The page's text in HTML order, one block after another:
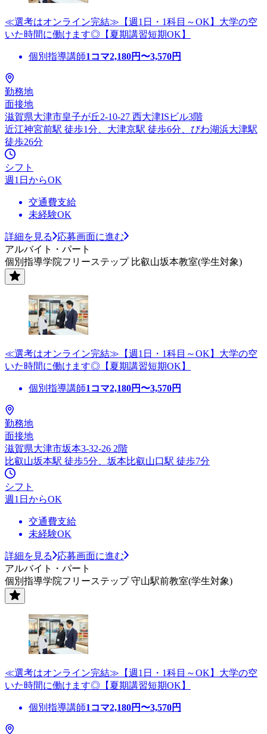
≪選考はオンライン完結≫【週1日・1科目～OK】大学の空
いた時間に働けます◎【夏期講習短期OK】
個別指導講師1コマ2,180円〜3,570円
勤務地
面接地
滋賀県大津市皇子が丘2-10-27 西大津ISビル3階
近江神宮前駅 徒歩1分、大津京駅 徒歩6分、びわ湖浜大津駅
徒歩26分
シフト
週1日からOK
交通費支給
未経験OK
詳細を見る
応募画面に進む
アルバイト・パート
個別指導学院フリーステップ 比叡山坂本教室(学生対象)
≪選考はオンライン完結≫【週1日・1科目～OK】大学の空
いた時間に働けます◎【夏期講習短期OK】
個別指導講師1コマ2,180円〜3,570円
勤務地
面接地
滋賀県大津市坂本3-32-26 2階
比叡山坂本駅 徒歩5分、坂本比叡山口駅 徒歩7分
シフト
週1日からOK
交通費支給
未経験OK
詳細を見る
応募画面に進む
アルバイト・パート
個別指導学院フリーステップ 守山駅前教室(学生対象)
≪選考はオンライン完結≫【週1日・1科目～OK】大学の空
いた時間に働けます◎【夏期講習短期OK】
個別指導講師1コマ2,180円〜3,570円